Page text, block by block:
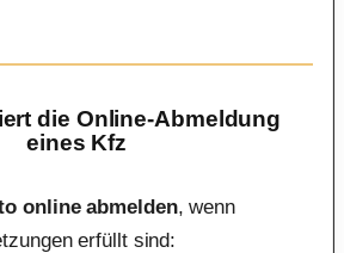
die Online-Abmeldung
eines Kfz
online abmelden, wenn
erfüllt sind: